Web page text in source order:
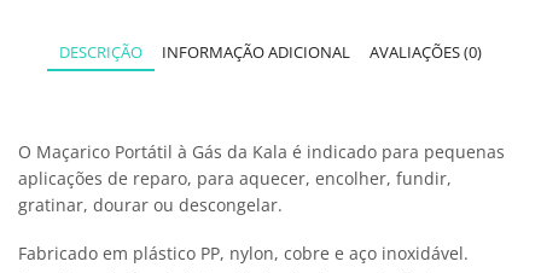
DESCRIÇÃO INFORMAÇÃO ADICIONAL AVALIAÇÕES (0)
O Maçarico Portátil à Gás da Kala é indicado para pequenas
aplicações de reparo, para aquecer, encolher, fundir,
gratinar, dourar ou descongelar.
Fabricado em plástico PP, nylon, cobre e aço inoxidável.